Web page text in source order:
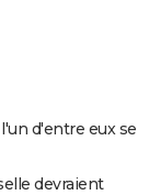
d'entre eux se
devraient